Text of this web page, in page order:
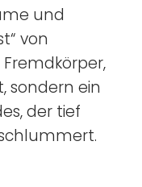
und
von
sondern ein
der tief